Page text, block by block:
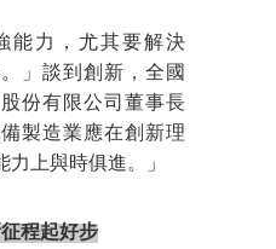
能力，尤其要解決
」談到創新，全國
份有限公司董事長
製造業應在創新理
上與時俱進。」
程起好步